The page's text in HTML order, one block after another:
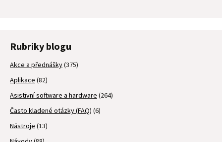
Rubriky blogu
Akce a přednášky(375)
Aplikace (82)
Asistivní software a hardware (264)
Často kladené otázky (FAQ) (6)
Nástroje (13)